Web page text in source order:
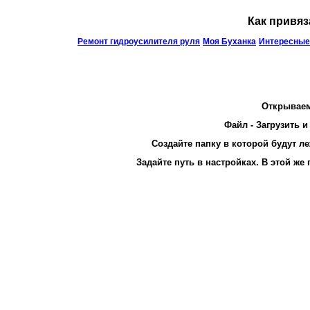
Ремонт гидроусилителя руля Моя Буханка
Как
Файл - Загрузить
Создайте папку в которой будут
Задайте путь в настройках. В этой же